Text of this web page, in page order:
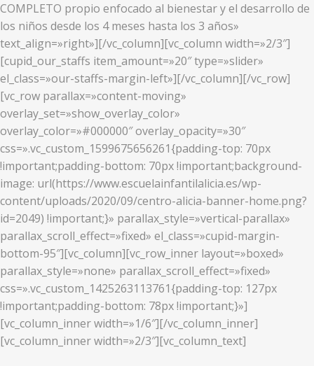
COMPLETO propio enfocado al bienestar y el desarrollo de
los niños desde los 4 meses hasta los 3 años»
text_align=»right»][/vc_column][vc_column width=»2/3″]
[cupid_our_staffs item_amount=»20″ type=»slider»
el_class=»our-staffs-margin-left»][/vc_column][/vc_row]
[vc_row parallax=»content-moving»
overlay_set=»show_overlay_color»
overlay_color=»#000000″ overlay_opacity=»30″
css=».vc_custom_1599675656261{padding-top: 70px
!important;padding-bottom: 70px !important;background-
image: url(https://www.escuelainfantilalicia.es/wp-
content/uploads/2020/09/centro-alicia-banner-home.png?
id=2049) !important;}» parallax_style=»vertical-parallax»
parallax_scroll_effect=»fixed» el_class=»cupid-margin-
bottom-95″][vc_column][vc_row_inner layout=»boxed»
parallax_style=»none» parallax_scroll_effect=»fixed»
css=».vc_custom_1425263113761{padding-top: 127px
!important;padding-bottom: 78px !important;}»]
[vc_column_inner width=»1/6″][/vc_column_inner]
[vc_column_inner width=»2/3″][vc_column_text]